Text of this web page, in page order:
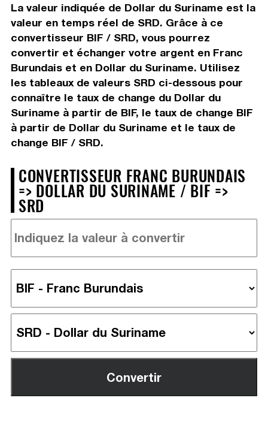
La valeur indiquée de Dollar du Suriname est la
valeur en temps réel de SRD. Grâce à ce
convertisseur BIF / SRD, vous pourrez
convertir et échanger votre argent en Franc
Burundais et en Dollar du Suriname. Utilisez
les tableaux de valeurs SRD ci-dessous pour
connaître le taux de change du Dollar du
Suriname à partir de BIF, le taux de change BIF
à partir de Dollar du Suriname et le taux de
change BIF / SRD.
CONVERTISSEUR FRANC BURUNDAIS
=> DOLLAR DU SURINAME / BIF =>
SRD